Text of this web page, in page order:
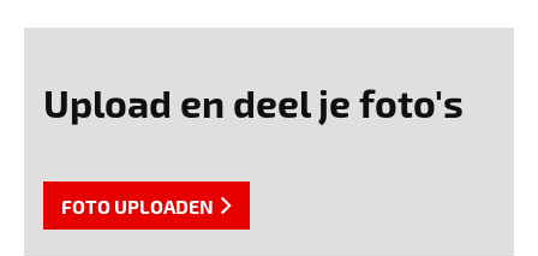
Upload en deel je foto's
FOTO UPLOADEN